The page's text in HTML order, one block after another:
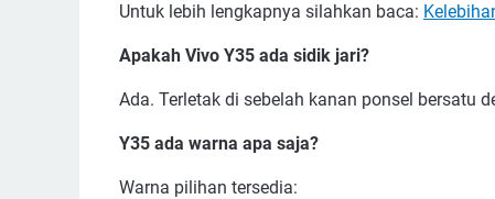
Untuk lebih lengkapnya silahkan baca:
Apakah Vivo Y35 ada sidik jari?
Ada. Terletak di sebelah kanan ponsel bersatu
Y35 ada warna apa saja?
Warna pilihan tersedia: